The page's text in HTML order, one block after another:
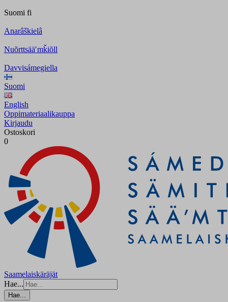
Suomi fi
Anarâškielâ
Nuõrttsääʹmǩiõll
Davvisámegiella
Suomi
English
Oppimateriaalikauppa
Kirjaudu
Ostoskori
0
Saamelaiskäräjät
Hae...
Hae...